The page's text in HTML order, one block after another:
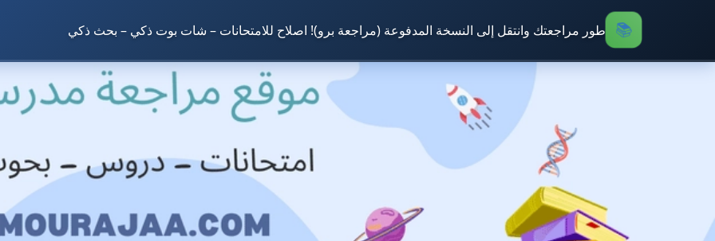
طور مراجعتك وانتقل إلى النسخة المدفوعة (مراجعة برو)! اصلاح للامتحانات – شات بوت ذكي – بحث ذكي